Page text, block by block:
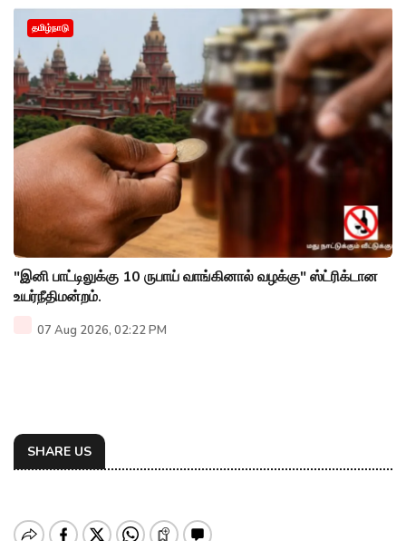
தமிழ்நாடு
"இனி பாட்டிலுக்கு 10 ருபாய் வாங்கினால் வழக்கு" ஸ்ட்ரிக்டான
உயர்நீதிமன்றம்.
07 Aug 2026, 02:22 PM
SHARE US